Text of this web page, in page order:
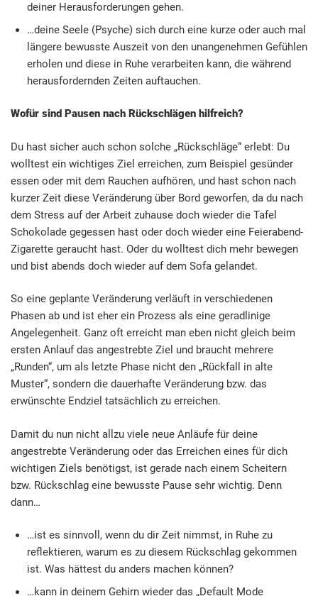
deiner Herausforderungen gehen.
…deine Seele (Psyche) sich durch eine kurze oder auch mal
längere bewusste Auszeit von den unangenehmen Gefühlen
erholen und diese in Ruhe verarbeiten kann, die während
herausfordernden Zeiten auftauchen.
Wofür sind Pausen nach Rückschlägen hilfreich?
Du hast sicher auch schon solche „Rückschläge“ erlebt: Du
wolltest ein wichtiges Ziel erreichen, zum Beispiel gesünder
essen oder mit dem Rauchen aufhören, und hast schon nach
kurzer Zeit diese Veränderung über Bord geworfen, da du nach
dem Stress auf der Arbeit zuhause doch wieder die Tafel
Schokolade gegessen hast oder doch wieder eine Feierabend-
Zigarette geraucht hast. Oder du wolltest dich mehr bewegen
und bist abends doch wieder auf dem Sofa gelandet.
So eine geplante Veränderung verläuft in verschiedenen
Phasen ab und ist eher ein Prozess als eine geradlinige
Angelegenheit. Ganz oft erreicht man eben nicht gleich beim
ersten Anlauf das angestrebte Ziel und braucht mehrere
„Runden“, um als letzte Phase nicht den „Rückfall in alte
Muster“, sondern die dauerhafte Veränderung bzw. das
erwünschte Endziel tatsächlich zu erreichen.
Damit du nun nicht allzu viele neue Anläufe für deine
angestrebte Veränderung oder das Erreichen eines für dich
wichtigen Ziels benötigst, ist gerade nach einem Scheitern
bzw. Rückschlag eine bewusste Pause sehr wichtig. Denn
dann…
…ist es sinnvoll, wenn du dir Zeit nimmst, in Ruhe zu
reflektieren, warum es zu diesem Rückschlag gekommen
ist. Was hättest du anders machen können?
…kann in deinem Gehirn wieder das „Default Mode